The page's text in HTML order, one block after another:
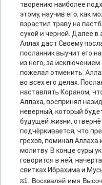
творению наиболее
этому, научив его, как
взрастил траву на
сухой и чёрной. Далее в
Аллах даст Своему
посланник выучит его
из него, за
пожелал отменить.
во всех его делах.
наставлять Кораном,
Аллаха, воспринял
неверный, который
будущей жизни,
подчёркивается, что
грехов, поминал
молитву. В конце суры
говорится в ней,
свитках Ибрахима и
1. Восхваляй имя